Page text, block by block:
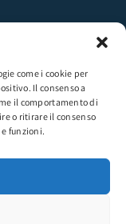
come i cookie per
Il consenso a
il comportamento di
o ritirare il consenso
funzioni.
SIMS